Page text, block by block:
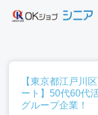
【東京都江戸
ート】50代60
グループ企業！